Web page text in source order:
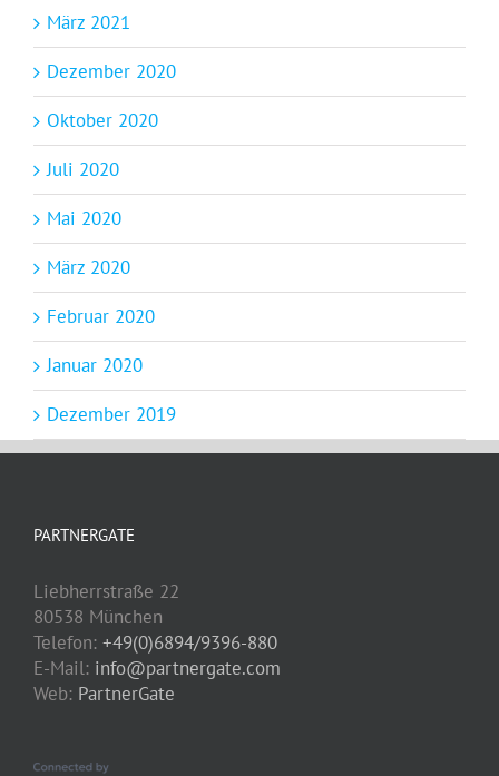
März 2021
Dezember 2020
Oktober 2020
Juli 2020
Mai 2020
März 2020
Februar 2020
Januar 2020
Dezember 2019
PARTNERGATE
Liebherrstraße 22
80538 München
Telefon: +49(0)6894/9396-880
E-Mail: info@partnergate.com
Web: PartnerGate